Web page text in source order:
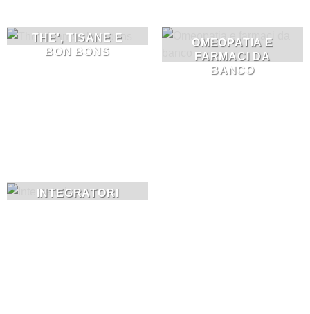
THE', TISANE E
BON BONS
OMEOPATIA E
FARMACI DA
BANCO
INTEGRATORI